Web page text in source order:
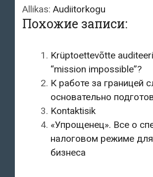
Allikas: Audiitorkogu
Похожие записи:
Krüptoettevõtte
“mission impossible”?
К работе за границей
основательно
Kontaktisik
«Упрощенец». Все о
налоговом режиме
бизнеса